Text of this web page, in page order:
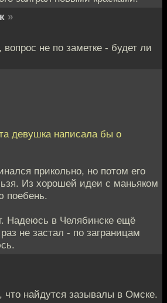
»
не по заметке - будет ли
девушка написала бы о
прикольно, но потом его
Из хорошей идеи с маньяком
поебень.
Надеюсь в Челябинске ещё
не застал - по заграницам
найдутся зазывалы в Омске.